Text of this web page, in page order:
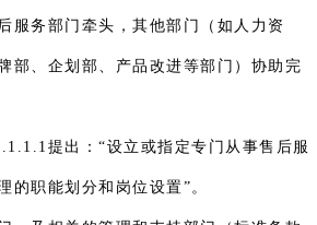
服务部门牵头，其他部门（如人力资
部、企划部、产品改进等部门）协助完
提出：“设立或指定专门从事售后服
的职能划分和岗位设置”。